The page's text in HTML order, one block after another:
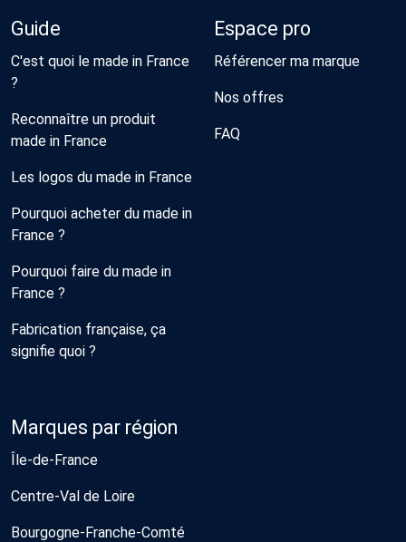
Guide
C'est quoi le made in France
?
Reconnaître un produit
made in France
Les logos du made in France
Pourquoi acheter du made in
France ?
Pourquoi faire du made in
France ?
Fabrication française, ça
signifie quoi ?
Espace pro
Référencer ma marque
Nos offres
FAQ
Marques par région
Île-de-France
Centre-Val de Loire
Bourgogne-Franche-Comté